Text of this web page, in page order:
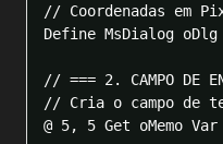
// Coordenadas em
Define MsDialog
// === 2. CAMPO DE
// Cria o campo de
@ 5, 5 Get oMemo